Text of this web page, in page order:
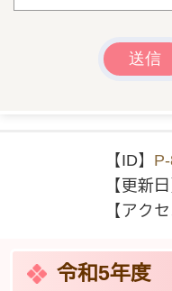
【ID】
【更新日
【アク
令和5年度